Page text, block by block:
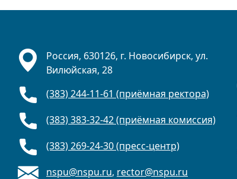
Россия, 630126, г. Новосибирск, ул.
Вилюйская, 28
(383) 244-11-61 (приёмная ректора)
(383) 383-32-42 (приёмная комиссия)
(383) 269-24-30 (пресс-центр)
nspu@nspu.ru, rector@nspu.ru